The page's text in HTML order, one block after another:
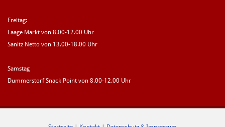
Freitag:
Laage Markt von 8.00-12.00 Uhr
Sanitz Netto von 13.00-18.00 Uhr
Samstag
Dummerstorf Snack Point von 8.00-12.00 Uhr